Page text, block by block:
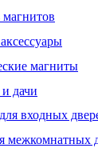
магнитов
магниты
дачи
входных
межкомнатных